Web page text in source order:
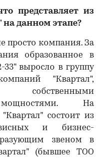
представляет из
данном этапе?
просто компания. За
образованное в
33" выросло в группу
"Квартал",
мощностями. На
состоит из
и бизнес-
звеном в
(бывшее ТОО